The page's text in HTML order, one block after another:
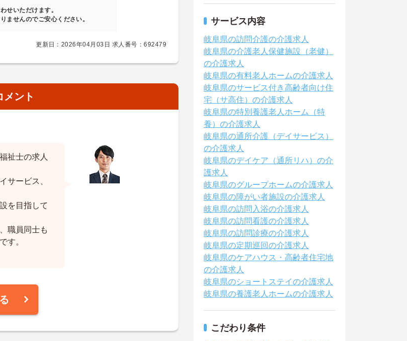
せいただけます。
ませんのでご安心ください。
更新日：2026年04月03日 求人番号：692479
メント
祉士の求人
サービス、
を目指して
職員同士も
す。
サービス内容
岐阜県の訪問介護の介護求人
岐阜県の介護老人保健施設（老健）
の介護求人
岐阜県の有料老人ホームの介護求人
岐阜県のサービス付き高齢者向け住
宅（サ高住）の介護求人
岐阜県の特別養護老人ホーム（特
養）の介護求人
岐阜県の通所介護（デイサービス）
の介護求人
岐阜県のデイケア（通所リハ）の介
護求人
岐阜県のグループホームの介護求人
岐阜県の障がい者施設の介護求人
岐阜県の訪問入浴の介護求人
岐阜県の訪問看護の介護求人
岐阜県の訪問診療の介護求人
岐阜県の定期巡回の介護求人
岐阜県のケアハウス・高齢者住宅地
の介護求人
岐阜県のショートステイの介護求人
岐阜県の養護老人ホームの介護求人
こだわり条件